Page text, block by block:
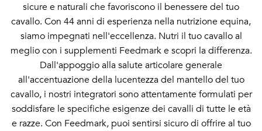
sicure e naturali che favoriscono il benessere del tuo
cavallo. Con 44 anni di esperienza nella nutrizione equina,
siamo impegnati nell'eccellenza. Nutri il tuo cavallo al
meglio con i supplementi Feedmark e scopri la differenza.
Dall'appoggio alla salute articolare generale
all'accentuazione della lucentezza del mantello del tuo
cavallo, i nostri integratori sono attentamente formulati per
soddisfare le specifiche esigenze dei cavalli di tutte le età
e razze. Con Feedmark, puoi sentirsi sicuro di offrire al tuo